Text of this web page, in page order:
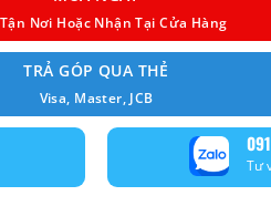
Nơi Hoặc Nhận Tại Cửa Hàng
TRẢ GÓP QUA THẺ
Visa, Master, JCB
Tư